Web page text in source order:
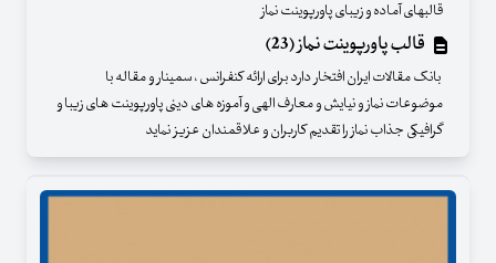
قالبهای آماده و زیبای پاورپوینت نماز
قالب پاورپوینت نماز (23)
بانک مقالات ایران افتخار دارد برای ارائه کنفرانس ، سمینار و مقاله با
موضوعات نماز و نیایش و معارف الهی و آموزه های دینی پاورپوینت های زیبا و
گرافیکی جذاب نماز را تقدیم کاربران و علاقمندان عزیز نماید